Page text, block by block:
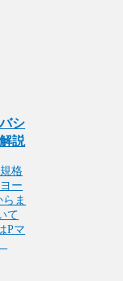
シ
説
格
ー
ま
て
Pマ